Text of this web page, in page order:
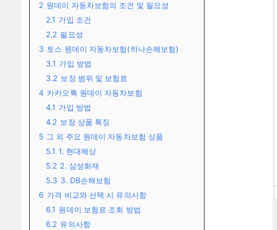
2 원데이 자동차보험의 조건 및 필요성
2.1 가입 조건
2.2 필요성
3 토스 원데이 자동차보험(하나손해보험)
3.1 가입 방법
3.2 보장 범위 및 보험료
4 카카오톡 원데이 자동차보험
4.1 가입 방법
4.2 보장 상품 특징
5 그 외 주요 원데이 자동차보험 상품
5.1 1. 현대해상
5.2 2. 삼성화재
5.3 3. DB손해보험
6 가격 비교와 선택 시 유의사항
6.1 원데이 보험료 조회 방법
6.2 유의사항